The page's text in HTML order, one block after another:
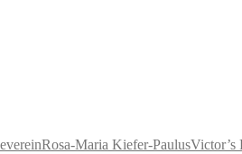
Rosa-Maria Kiefer-PaulusVictor’s